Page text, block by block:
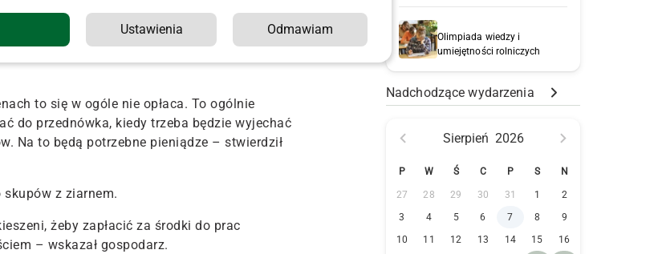
dotyczącego gospodarowania wodami,
to się w ogóle nie opłaca. To ogólnie
do przednówka, kiedy trzeba będzie wyjechać
Na to będą potrzebne pieniądze – stwierdził
skupów z ziarnem.
żeby zapłacić za środki do prac
– wskazał gospodarz.
Olimpiada wiedzy i
umiejętności rolniczych
Nadchodzące wydarzenia
Sierpień 2026
P W Ś C P S N
27 28 29 30 31 1
2
3
4 5 6 7 8
9
10
11 12 13 14 15
16
Ustawienia Odmawiam